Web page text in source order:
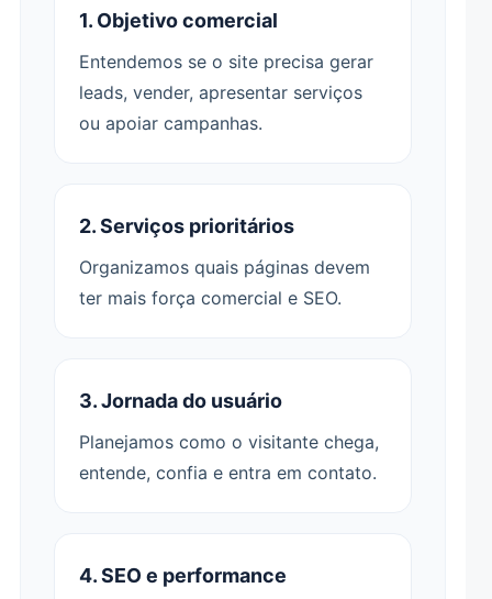
1. Objetivo comercial
Entendemos se o site precisa gerar
leads, vender, apresentar serviços
ou apoiar campanhas.
2. Serviços prioritários
Organizamos quais páginas devem
ter mais força comercial e SEO.
3. Jornada do usuário
Planejamos como o visitante chega,
entende, confia e entra em contato.
4. SEO e performance